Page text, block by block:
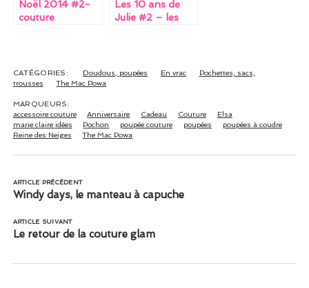
Noël 2014 #2-
couture
Les 10 ans de
Julie #2 – les
CATÉGORIES: Doudous, poupées En vrac
Pochettes, sacs,
trousses
The Mac Powa
MARQUEURS:
accessoire couture
Anniversaire Cadeau Couture
Elsa
marie claire idées
Pochon poupée couture poupées
poupées à coudre
Reine des Neiges
The Mac Powa
ARTICLE PRÉCÉDENT
Windy days, le manteau à capuche
ARTICLE SUIVANT
Le retour de la couture glam